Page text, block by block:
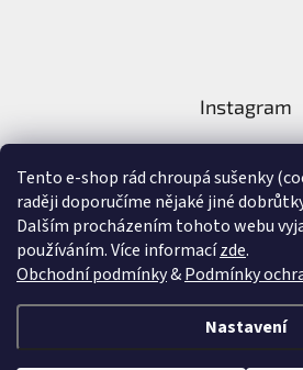
Tento e-shop rád chroupá sušenky
raději doporučíme nějaké jiné
Dalším procházením tohoto webu
používáním. Více informacízde.
Obchodní podmínky&Podmínky
Nastavení
Instagram
Sledovat na
Vytvořil Shoptet &